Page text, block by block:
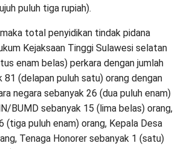
puluh tiga rupiah).
total penyidikan tindak pidana
Kejaksaan Tinggi Sulawesi selatan
enam belas) perkara dengan jumlah
81 (delapan puluh satu) orang dengan
negara sebanyak 26 (dua puluh enam)
BUMD sebanyak 15 (lima belas) orang,
(tiga puluh enam) orang, Kepala Desa
Tenaga Honorer sebanyak 1 (satu)